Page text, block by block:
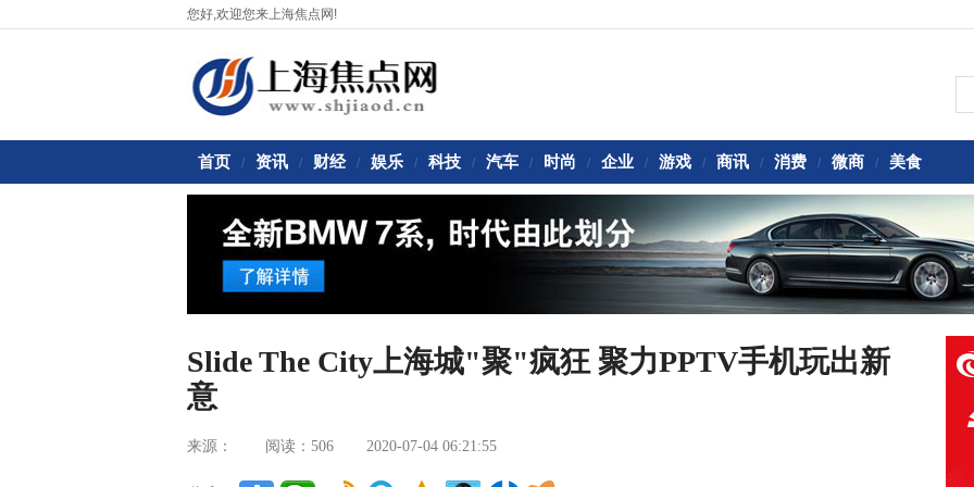
您好,欢迎您来上海焦点网!
首页 / 资讯 / 财经 / 娱乐 / 科技 / 汽车 / 时尚 / 企业 / 游戏 / 商讯 / 消费 / 微商 / 美食
Slide The City上海城"聚"疯狂 聚力PPTV手机玩出新
意
来源： 阅读：506 2020-07-04 06:21:55